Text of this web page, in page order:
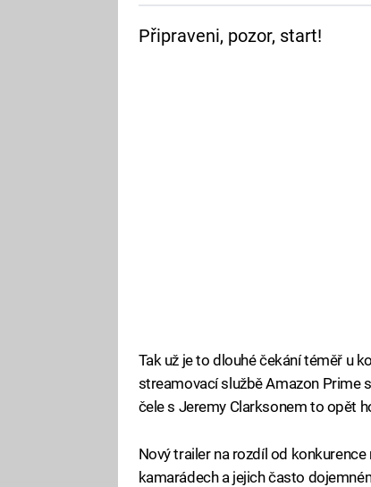
Připraveni, pozor, start!
Tak už je to dlouhé čekání téměř u
streamovací službě Amazon Prime
čele s Jeremy Clarksonem to opět
Nový trailer na rozdíl od
kamarádech a jejich často